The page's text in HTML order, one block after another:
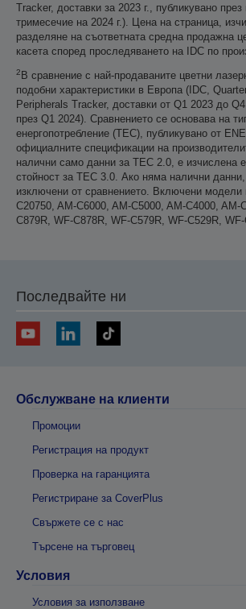
Tracker, доставки за 2023 г., публикувано през
тримесечие на 2024 г.). Цена на страница,
разделяне на съответната средна продажна
касета според проследяването на IDC по
2 В сравнение с най-продаваните цветни
подобни характеристики в Европа (IDC,
Peripherals Tracker, доставки от Q1 2023 до
през Q1 2024). Сравнението се основава на
енергопотребление (TEC), публикувано от
официалните спецификации на
налични само данни за TEC 2.0, е изчислена
стойност за TEC 3.0. Ако няма налични
изключени от сравнението. Включени модели
C20750, AM-C6000, AM-C5000, AM-C4000, AM-
C879R, WF-C878R, WF-C579R, WF-C529R,
Последвайте ни
Обслужване на клиенти
Промоции
Регистрация на продукт
Проверка на гаранцията
Регистриране за CoverPlus
Свържете се с нас
Търсене на търговец
Условия
Условия за използване